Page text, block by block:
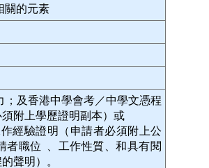
關的元素
及香港中學會考／中學文憑程
附上學歷證明副本）或
經驗證明（申請者必須附上公
者職位 、工作性質、和具有閱
聲明）。